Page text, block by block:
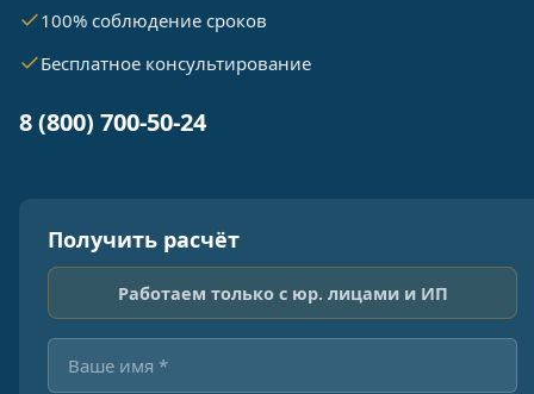
100% соблюдение сроков
Бесплатное консультирование
8 (800) 700-50-24
Получить расчёт
Работаем только с юр. лицами и ИП